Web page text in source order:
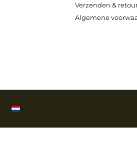
Verzenden &
Algemene